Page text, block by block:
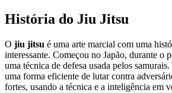
História do Jiu Jitsu
O jiu jitsu é uma arte marcial com uma
interessante. Começou no Japão, durante o
uma técnica de defesa usada pelos
uma forma eficiente de lutar contra
fortes, usando a técnica e a inteligência em